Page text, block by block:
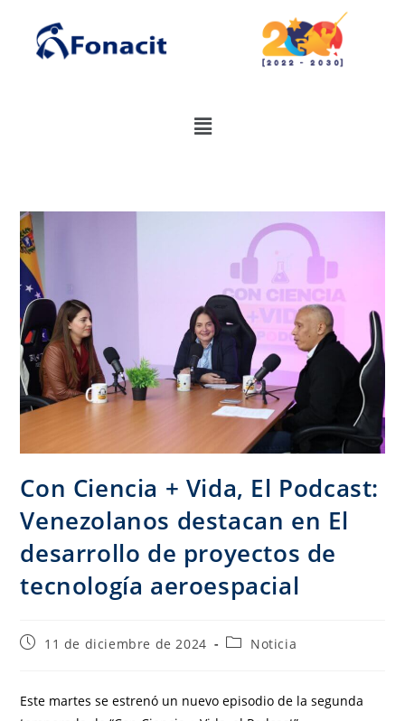
Con Ciencia + Vida, El Podcast:
Venezolanos destacan en El
desarrollo de proyectos de
tecnología aeroespacial
11 de diciembre de 2024 Noticia
Este martes se estrenó un nuevo episodio de la segunda